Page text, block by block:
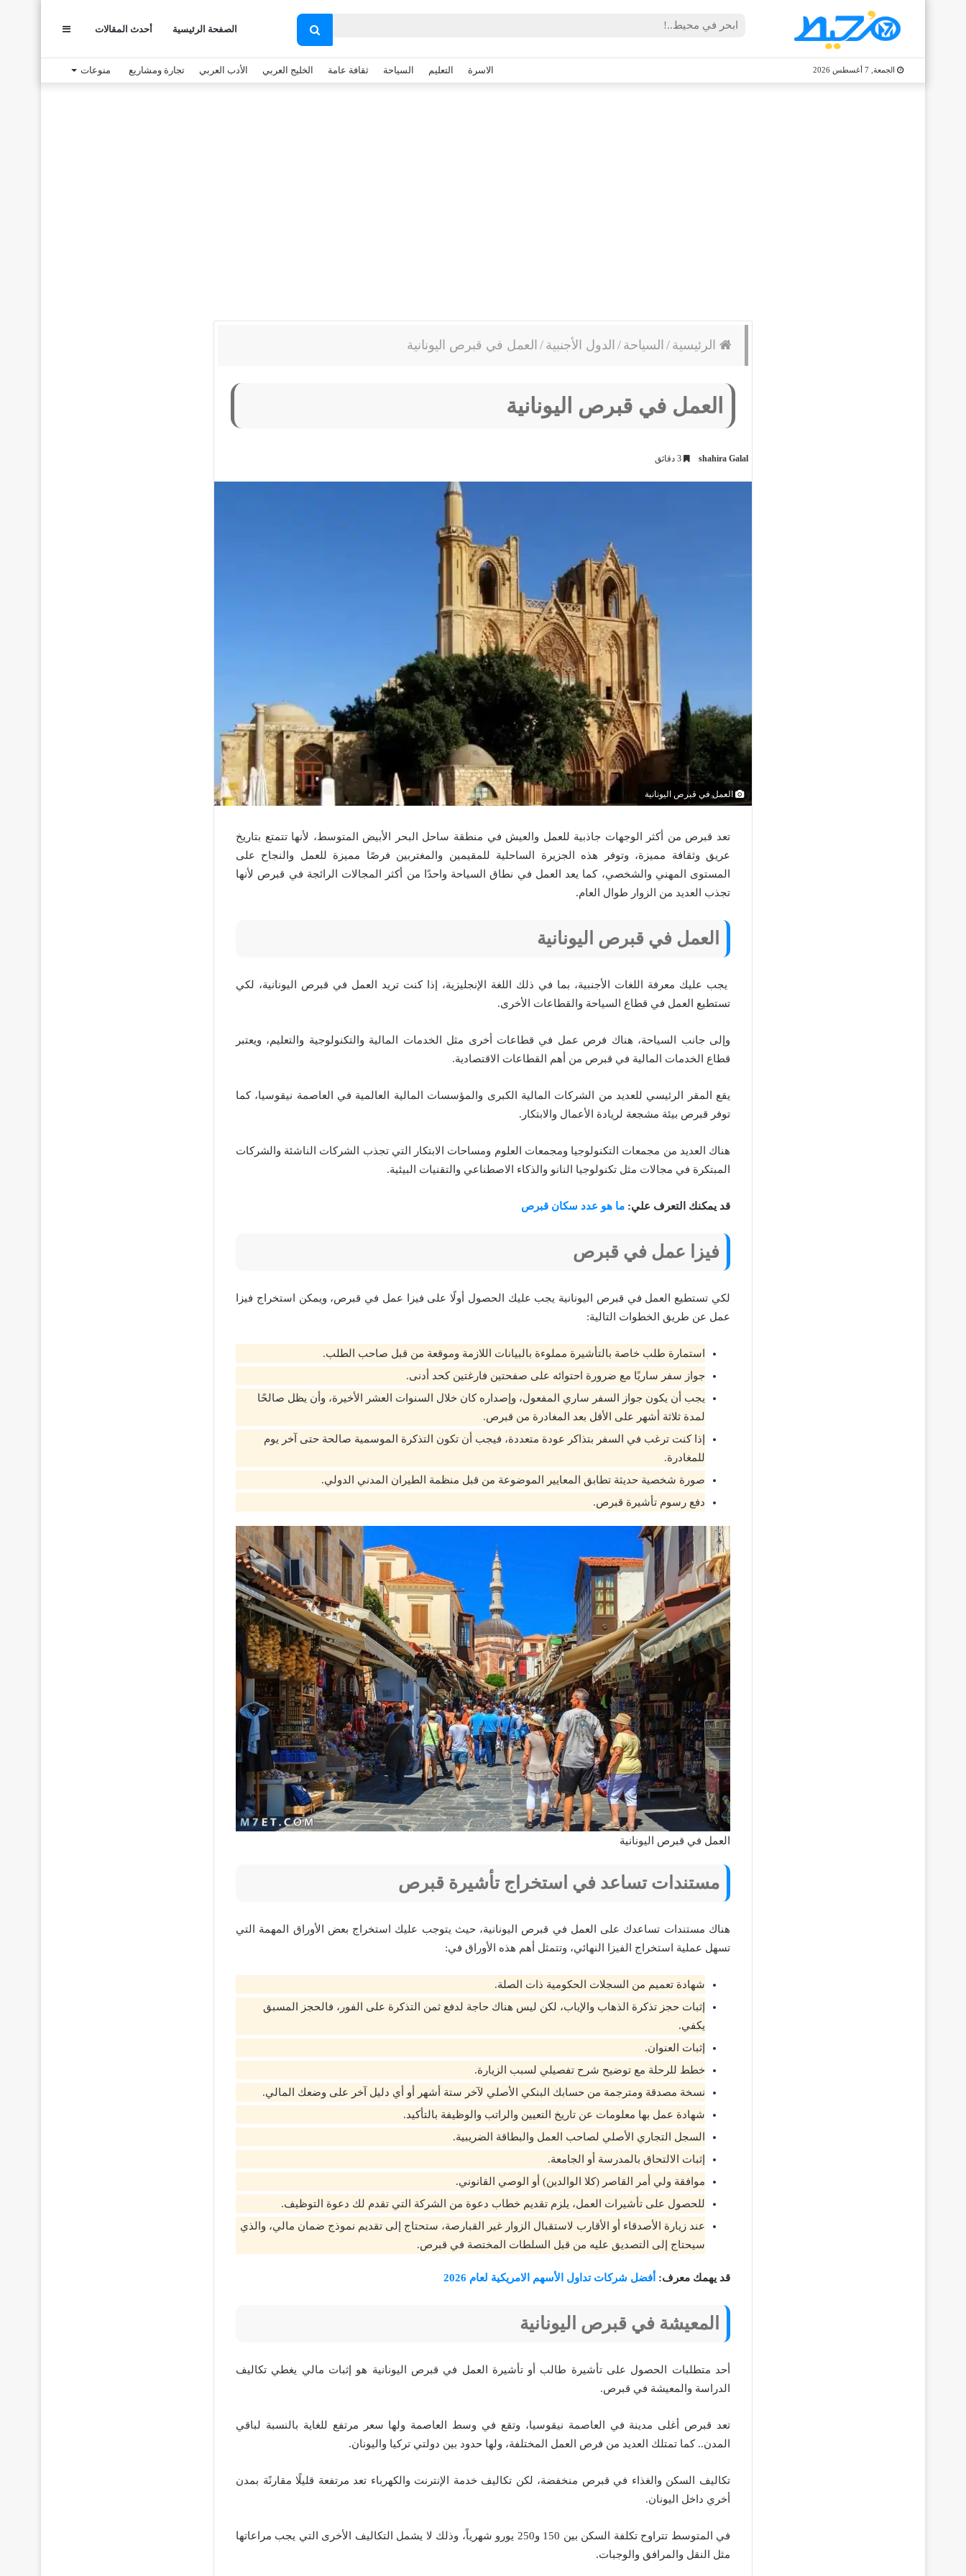
بحث
عن
الصفحة الرئيسية أحدث المقالات عمود
جانبي
الجمعة, 7 أغسطس 2026 الاسرة التعليم السياحة ثقافة عامة الخليج العربي الأدب العربي تجارة ومشاريع منوعات
الرئيسية / السياحة / الدول الأجنبية / العمل في قبرص اليونانية
العمل في قبرص اليونانية
shahira Galal
العمل في قبرص اليونانية
تعد قبرص من أكثر الوجهات جاذبية للعمل والعيش في منطقة ساحل البحر الأبيض المتوسط، لأنها تتمتع بتاريخ
عريق وثقافة مميزة، وتوفر هذه الجزيرة الساحلية للمقيمين والمغتربين فرصًا مميزة للعمل والنجاح على
المستوى المهني والشخصي، كما يعد العمل في نطاق السياحة واحدًا من أكثر المجالات الرائجة في قبرص لأنها
تجذب العديد من الزوار طوال العام.
العمل في قبرص اليونانية
يجب عليك معرفة اللغات الأجنبية، بما في ذلك اللغة الإنجليزية، إذا كنت تريد العمل في قبرص اليونانية، لكي
تستطيع العمل في قطاع السياحة والقطاعات الأخرى.
وإلى جانب السياحة، هناك فرص عمل في قطاعات أخرى مثل الخدمات المالية والتكنولوجية والتعليم، ويعتبر
قطاع الخدمات المالية في قبرص من أهم القطاعات الاقتصادية.
يقع المقر الرئيسي للعديد من الشركات المالية الكبرى والمؤسسات المالية العالمية في العاصمة نيقوسيا، كما
توفر قبرص بيئة مشجعة لريادة الأعمال والابتكار.
هناك العديد من مجمعات التكنولوجيا ومجمعات العلوم ومساحات الابتكار التي تجذب الشركات الناشئة والشركات
المبتكرة في مجالات مثل تكنولوجيا النانو والذكاء الاصطناعي والتقنيات البيئية.
قد يمكنك التعرف علي: ما هو عدد سكان قبرص
فيزا عمل في قبرص
لكي تستطيع العمل في قبرص اليونانية يجب عليك الحصول أولًا على فيزا عمل في قبرص، ويمكن استخراج فيزا
عمل عن طريق الخطوات التالية:
استمارة طلب خاصة بالتأشيرة مملوءة بالبيانات اللازمة وموقعة من قبل صاحب الطلب.
جواز سفر ساريًا مع ضرورة احتوائه على صفحتين فارغتين كحد أدنى.
يجب أن يكون جواز السفر ساري المفعول، وإصداره كان خلال السنوات العشر الأخيرة، وأن يظل صالحًا
لمدة ثلاثة أشهر على الأقل بعد المغادرة من قبرص.
إذا كنت ترغب في السفر بتذاكر عودة متعددة، فيجب أن تكون التذكرة الموسمية صالحة حتى آخر يوم
للمغادرة.
صورة شخصية حديثة تطابق المعايير الموضوعة من قبل منظمة الطيران المدني الدولي.
دفع رسوم تأشيرة قبرص.
العمل في قبرص اليونانية
مستندات تساعد في استخراج تأشيرة قبرص
هناك مستندات تساعدك على العمل في قبرص اليونانية، حيث يتوجب عليك استخراج بعض الأوراق المهمة التي
تسهل عملية استخراج الفيزا النهائي، وتتمثل أهم هذه الأوراق في:
شهادة تعميم من السجلات الحكومية ذات الصلة.
إثبات حجز تذكرة الذهاب والإياب، لكن ليس هناك حاجة لدفع ثمن التذكرة على الفور، فالحجز المسبق
يكفي.
إثبات العنوان.
خطط للرحلة مع توضيح شرح تفصيلي لسبب الزيارة.
نسخة مصدقة ومترجمة من حسابك البنكي الأصلي لآخر ستة أشهر أو أي دليل آخر على وضعك المالي.
شهادة عمل بها معلومات عن تاريخ التعيين والراتب والوظيفة بالتأكيد.
السجل التجاري الأصلي لصاحب العمل والبطاقة الضريبية.
إثبات الالتحاق بالمدرسة أو الجامعة.
موافقة ولي أمر القاصر (كلا الوالدين) أو الوصي القانوني.
للحصول على تأشيرات العمل، يلزم تقديم خطاب دعوة من الشركة التي تقدم لك دعوة التوظيف.
عند زيارة الأصدقاء أو الأقارب لاستقبال الزوار غير القبارصة، ستحتاج إلى تقديم نموذج ضمان مالي، والذي
سيحتاج إلى التصديق عليه من قبل السلطات المختصة في قبرص.
قد يهمك معرف: أفضل شركات تداول الأسهم الامريكية لعام 2026
المعيشة في قبرص اليونانية
أحد متطلبات الحصول على تأشيرة طالب أو تأشيرة العمل في قبرص اليونانية هو إثبات مالي يغطي تكاليف
الدراسة والمعيشة في قبرص.
تعد قبرص أغلى مدينة في العاصمة نيقوسيا، وتقع في وسط العاصمة ولها سعر مرتفع للغاية بالنسبة لباقي
المدن.. كما تمتلك العديد من فرص العمل المختلفة، ولها حدود بين دولتي تركيا واليونان.
تكاليف السكن والغذاء في قبرص منخفضة، لكن تكاليف خدمة الإنترنت والكهرباء تعد مرتفعة قليلًا مقارنًة بمدن
أخري داخل اليونان.
في المتوسط ​​تتراوح تكلفة السكن بين 150 و250 يورو شهرياً، وذلك لا يشمل التكاليف الأخرى التي يجب مراعاتها
مثل النقل والمرافق والوجبات.